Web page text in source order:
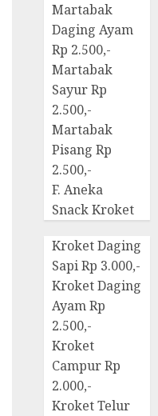
Martabak
Daging Ayam
Rp 2.500,-
Martabak
Sayur Rp
2.500,-
Martabak
Pisang Rp
2.500,-
F. Aneka
Snack Kroket
Kroket Daging
Sapi Rp 3.000,-
Kroket Daging
Ayam Rp
2.500,-
Kroket
Campur Rp
2.000,-
Kroket Telur